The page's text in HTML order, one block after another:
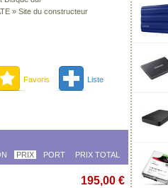
» Site du constructeur
Favoris Liste
PRIX PORT PRIX TOTAL
195,00 €